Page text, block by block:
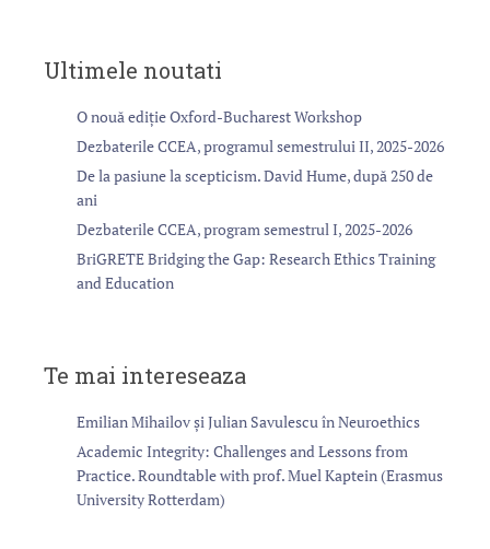
Ultimele noutati
O nouă ediție Oxford-Bucharest Workshop
Dezbaterile CCEA, programul semestrului II, 2025-2026
De la pasiune la scepticism. David Hume, după 250 de
ani
Dezbaterile CCEA, program semestrul I, 2025-2026
BriGRETE Bridging the Gap: Research Ethics Training
and Education
Te mai intereseaza
Emilian Mihailov și Julian Savulescu în Neuroethics
Academic Integrity: Challenges and Lessons from
Practice. Roundtable with prof. Muel Kaptein (Erasmus
University Rotterdam)